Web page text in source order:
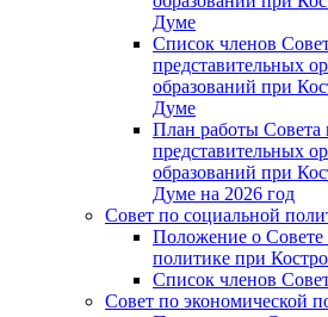
Думе
Список членов
представительных
образований при
Думе
План работы Совета
представительных
образований при
Думе на 2026 год
Совет по социальной
Положение о Совете
политике при
Список членов
Совет по экономической